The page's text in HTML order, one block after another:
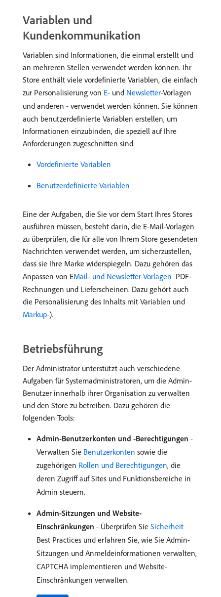
Variablen und
Kundenkommunikation
Variablen sind Informationen, die einmal erstellt und
an mehreren Stellen verwendet werden können. Ihr
Store enthält viele vordefinierte Variablen, die einfach
zur Personalisierung von E- und Newsletter-Vorlagen
und anderen - verwendet werden können. Sie können
auch benutzerdefinierte Variablen erstellen, um
Informationen einzubinden, die speziell auf Ihre
Anforderungen zugeschnitten sind.
Vordefinierte Variablen
Benutzerdefinierte Variablen
Eine der Aufgaben, die Sie vor dem Start Ihres Stores
ausführen müssen, besteht darin, die E-Mail-Vorlagen
zu überprüfen, die für alle von Ihrem Store gesendeten
Nachrichten verwendet werden, um sicherzustellen,
dass sie Ihre Marke widerspiegeln. Dazu gehören das
Anpassen von EMail- und Newsletter-Vorlagen ​ PDF-
Rechnungen und Lieferscheinen. Dazu gehört auch
die Personalisierung des Inhalts mit Variablen und
Markup-).
Betriebsführung
Der Administrator unterstützt auch verschiedene
Aufgaben für Systemadministratoren, um die Admin-
Benutzer innerhalb ihrer Organisation zu verwalten
und den Store zu betreiben. Dazu gehören die
folgenden Tools:
Admin-Benutzerkonten und -Berechtigungen -
Verwalten Sie Benutzerkonten sowie die
zugehörigen Rollen und Berechtigungen, die
deren Zugriff auf Sites und Funktionsbereiche in
Admin steuern.
Admin-Sitzungen und Website-
Einschränkungen - Überprüfen Sie Sicherheit
Best Practices und erfahren Sie, wie Sie Admin-
Sitzungen und Anmeldeinformationen verwalten,
CAPTCHA implementieren und Website-
Einschränkungen verwalten.